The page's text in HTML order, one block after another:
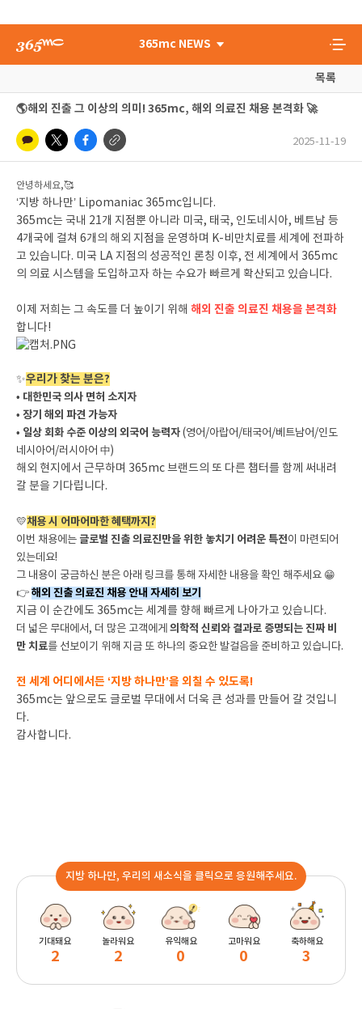
365mc NEWS
목록
🌎해외 진출 그 이상의 의미! 365mc, 해외 의료진 채용 본격화 🚀
2025-11-19
안녕하세요,🥰
‘지방 하나만’ Lipomaniac 365mc입니다.
365mc는 국내 21개 지점뿐 아니라 미국, 태국, 인도네시아, 베트남 등
4개국에 걸쳐 6개의 해외 지점을 운영하며 K-비만치료를 세계에 전파하
고 있습니다. 미국 LA 지점의 성공적인 론칭 이후, 전 세계에서 365mc
의 의료 시스템을 도입하고자 하는 수요가 빠르게 확산되고 있습니다.
이제 저희는 그 속도를 더 높이기 위해 해외 진출 의료진 채용을 본격화
합니다!
✨우리가 찾는 분은?
• 대한민국 의사 면허 소지자
• 장기 해외 파견 가능자
• 일상 회화 수준 이상의 외국어 능력자(영어/아랍어/태국어/베트남어/인도
네시아어/러시아어 中)
해외 현지에서 근무하며 365mc 브랜드의 또 다른 챕터를 함께 써내려
갈 분을 기다립니다.
💛채용 시 어마어마한 혜택까지?
이번 채용에는 글로벌 진출 의료진만을 위한 놓치기 어려운 특전이 마련되어
있는데요!
그 내용이 궁금하신 분은 아래 링크를 통해 자세한 내용을 확인 해주세요 😁
👉해외 진출 의료진 채용 안내 자세히 보기
지금 이 순간에도 365mc는 세계를 향해 빠르게 나아가고 있습니다.
더 넓은 무대에서, 더 많은 고객에게 의학적 신뢰와 결과로 증명되는 진짜 비
만 치료를 선보이기 위해 지금 또 하나의 중요한 발걸음을 준비하고 있습니다.
전 세계 어디에서든 ‘지방 하나만’을 외칠 수 있도록!
365mc는 앞으로도 글로벌 무대에서 더욱 큰 성과를 만들어 갈 것입니
다.
감사합니다.
지방 하나만, 우리의 새소식을 클릭으로 응원해주세요.
기대돼요
2
놀라워요
2
유익해요
0
고마워요
0
축하해요
3